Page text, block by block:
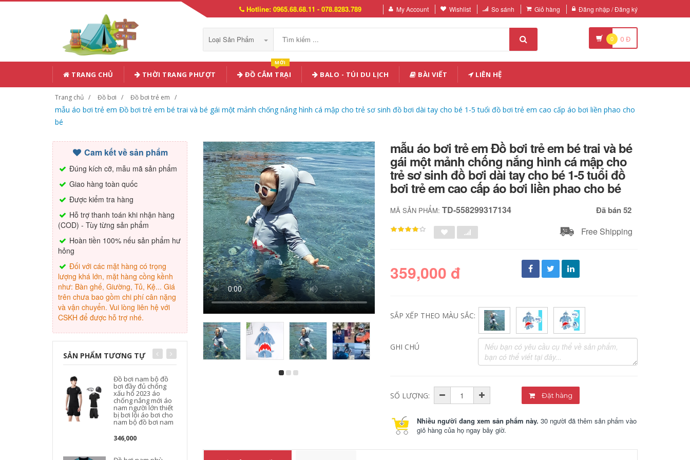
Hotline: 0965.68.68.11 - 078.8283.789 My Account Wishlist So sánh Giỏ hàng Đăng nhập / Đăng ký
Loại Sản Phẩm 0 0 Đ
TRANG CHỦ THỜI TRANG PHƯỢT ĐỒ CẮM TRẠI
MỚI
BALO - TÚI DU LỊCH BÀI VIẾT LIÊN HỆ
Trang chủ Đồ bơi Đồ bơi trẻ em
mẫu áo bơi trẻ em Đồ bơi trẻ em bé trai và bé gái một mảnh chống nắng hình cá mập cho trẻ sơ sinh đồ bơi dài tay cho bé 1-5 tuổi đồ bơi trẻ em cao cấp áo bơi liền phao cho
bé
Cam kết về sản phẩm
Đúng kích cỡ, mẫu mã sản phẩm
Giao hàng toàn quốc
Được kiểm tra hàng
Hỗ trợ thanh toán khi nhận hàng
(COD) - Tùy từng sản phẩm
Hoàn tiền 100% nếu sản phẩm hư
hỏng
Đối với các mặt hàng có trọng
lượng khá lớn, mặt hàng cồng kềnh
như: Bàn ghế, Giường, Tủ, Kệ... Giá
trên chưa bao gồm chi phí cân nặng
và vận chuyển. Vui lòng liên hệ với
CSKH để được hỗ trợ nhé.
SẢN PHẨM TƯƠNG TỰ
Đồ bơi nam bộ đồ
bơi đầy đủ chống
xấu hổ 2023 áo
chống nắng mới áo
nam người lớn thiết
bị bơi lội áo bơi cho
nam bộ đồ bơi nam
346,000
515,000
2023 mùa hè mới
lớn đồ bơi đồ bơi nữ
đẹp kín đáo đồ bơi
553,000
mẫu áo bơi trẻ em Đồ bơi trẻ em bé trai và bé
gái một mảnh chống nắng hình cá mập cho
trẻ sơ sinh đồ bơi dài tay cho bé 1-5 tuổi đồ
bơi trẻ em cao cấp áo bơi liền phao cho bé
MÃ SẢN PHẨM:TD-558299317134 Đã bán 52
Free Shipping
359,000 đ
SẮP XẾP THEO MÀU SẮC:
GHI CHÚ
SỐ LƯỢNG: Đặt hàng
Nhiều người đang xem sản phẩm này. 30 người đã thêm sản phẩm vào
giỏ hàng của họ ngay bây giờ.